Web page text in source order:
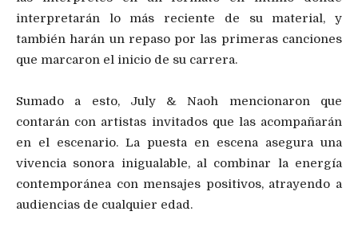
interpretarán lo más reciente de su material, y
también harán un repaso por las primeras canciones
que marcaron el inicio de su carrera.
Sumado a esto, July & Naoh mencionaron que
contarán con artistas invitados que las acompañarán
en el escenario. La puesta en escena asegura una
vivencia sonora inigualable, al combinar la energía
contemporánea con mensajes positivos, atrayendo a
audiencias de cualquier edad.